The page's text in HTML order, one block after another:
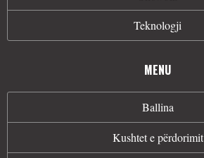
Teknologji
MENU
Ballina
Kushtet e përdorimit